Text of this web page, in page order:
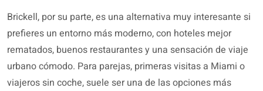
Brickell, por su parte, es una alternativa muy interesante si
prefieres un entorno más moderno, con hoteles mejor
rematados, buenos restaurantes y una sensación de viaje
urbano cómodo. Para parejas, primeras visitas a Miami o
viajeros sin coche, suele ser una de las opciones más